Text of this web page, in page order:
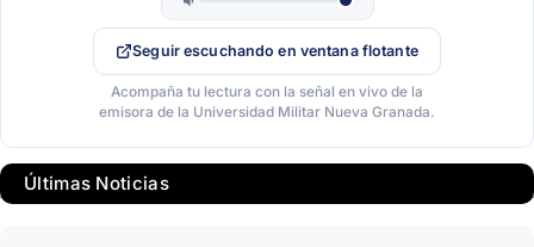
Seguir escuchando en ventana flotante
Acompaña tu lectura con la señal en vivo de la
emisora de la Universidad Militar Nueva Granada.
Últimas Noticias